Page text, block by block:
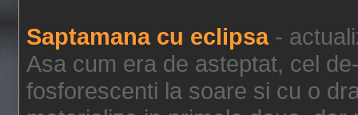
Saptamana cu eclipsa-
Asa cum era de asteptat, cel
fosforescenti la soare si cu o